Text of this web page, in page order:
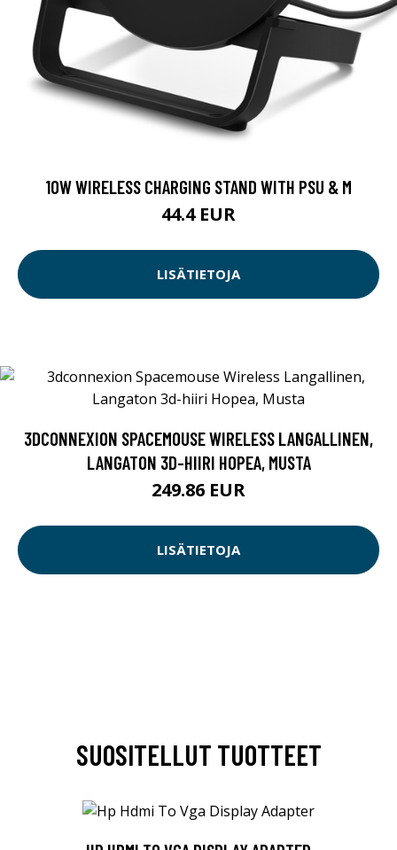
10W WIRELESS CHARGING STAND WITH PSU & M
44.4 EUR
LISÄTIETOJA
3DCONNEXION SPACEMOUSE WIRELESS LANGALLINEN,
LANGATON 3D-HIIRI HOPEA, MUSTA
249.86 EUR
LISÄTIETOJA
SUOSITELLUT TUOTTEET